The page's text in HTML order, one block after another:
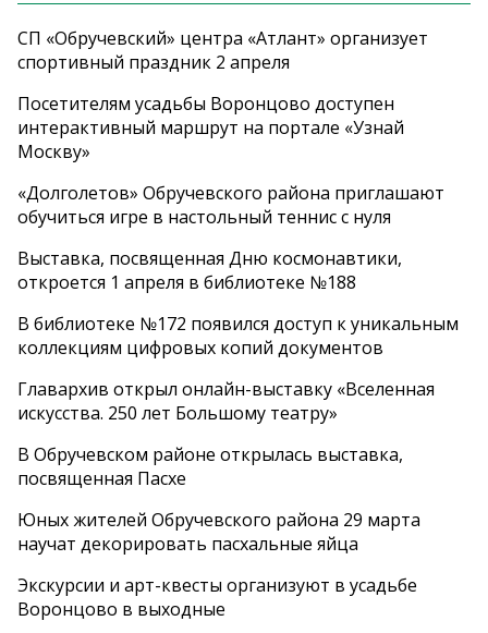
СП «Обручевский» центра «Атлант» организует
спортивный праздник 2 апреля
Посетителям усадьбы Воронцово доступен
интерактивный маршрут на портале «Узнай
Москву»
«Долголетов» Обручевского района приглашают
обучиться игре в настольный теннис с нуля
Выставка, посвященная Дню космонавтики,
откроется 1 апреля в библиотеке №188
В библиотеке №172 появился доступ к уникальным
коллекциям цифровых копий документов
Главархив открыл онлайн-выставку «Вселенная
искусства. 250 лет Большому театру»
В Обручевском районе открылась выставка,
посвященная Пасхе
Юных жителей Обручевского района 29 марта
научат декорировать пасхальные яйца
Экскурсии и арт-квесты организуют в усадьбе
Воронцово в выходные